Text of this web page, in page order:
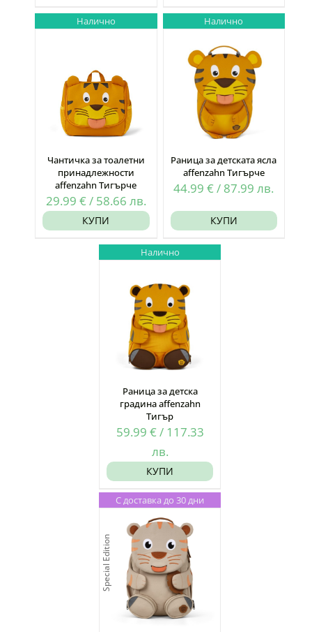
Налично
Чантичка за тоалетни
принадлежности
affenzahn Тигърче
29.99 € / 58.66 лв.
КУПИ
Налично
Раница за детската ясла
affenzahn Тигърче
44.99€ / 87.99лв.
КУПИ
Налично
Раница за детска
градина affenzahn
Тигър
59.99 € / 117.33
лв.
КУПИ
С доставка до 30 дни
Special Edition